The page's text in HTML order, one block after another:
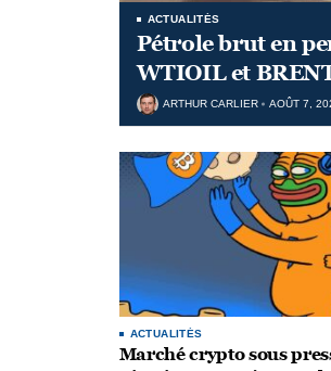
ACTUALITÉS
Pétrole brut en
WTIOIL et
ARTHUR CARLIER AOÛT 7,
ACTUALITÉS
Marché crypto sous